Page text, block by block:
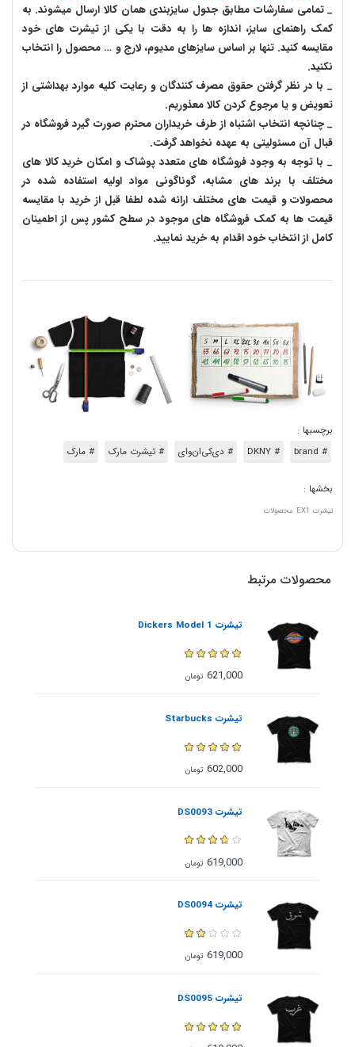
_ تمامی سفارشات مطابق جدول سایزبندی همان کالا ارسال میشوند. به
کمک راهنمای سایز، اندازه ها را به دقت با یکی از تیشرت های خود
مقایسه کنید. تنها بر اساس سایزهای مدیوم، لارج و … محصول را انتخاب
نکنید.
_ با در نظر گرفتن حقوق مصرف کنندگان و رعایت کلیه موارد بهداشتی از
تعویض و یا مرجوع کردن کالا معذوریم.
_ چنانچه انتخاب اشتباه از طرف خریداران محترم صورت گیرد فروشگاه در
قبال آن مسئولیتی به عهده نخواهد گرفت.
_ با توجه به‌ وجود فروشگاه های متعدد‌ پوشاک و امکان خرید کالا های
مختلف با برند های مشابه، گوناگونی مواد اولیه استفاده شده در
محصولات و قیمت های مختلف ارائه شده لطفا قبل از خرید با مقایسه
قیمت ها به کمک فروشگاه های موجود در سطح کشور پس از اطمینان
کامل از انتخاب خود اقدام به خرید نمایید.
برچسبها :
# brand
# DKNY # دی‌کی‌ان‌وای # تیشرت مارک # مارک
بخشها :
تیشرت EX1 محصولات
محصولات مرتبط
تیشرت Dickers Model 1
621,000 تومان
تیشرت Starbucks
602,000 تومان
تیشرت DS0093
619,000 تومان
تیشرت DS0094
619,000 تومان
تیشرت DS0095